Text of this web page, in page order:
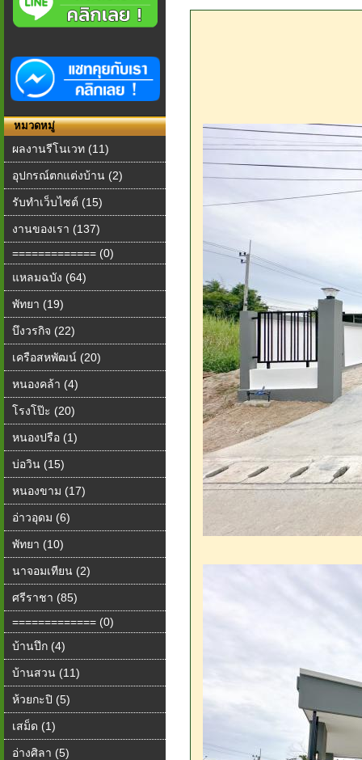
หมวดหมู่
ผลงานรีโนเวท (11)
อุปกรณ์ตกแต่งบ้าน (2)
รับทำเว็บไซต์ (15)
งานของเรา (137)
============= (0)
แหลมฉบัง (64)
พัทยา (19)
บึงวรกิจ (22)
เครือสหพัฒน์ (20)
หนองคล้า (4)
โรงโป๊ะ (20)
หนองปรือ (1)
บ่อวิน (15)
หนองขาม (17)
อ่าวอุดม (6)
พัทยา (10)
นาจอมเทียน (2)
ศรีราชา (85)
============= (0)
บ้านปึก (4)
บ้านสวน (11)
ห้วยกะปิ (5)
เสม็ด (1)
อ่างศิลา (5)